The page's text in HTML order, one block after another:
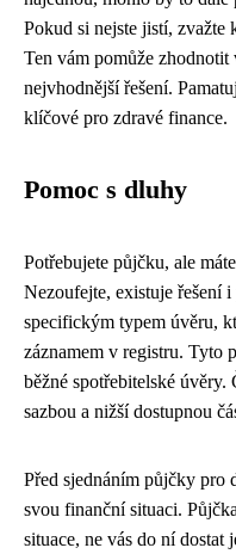
Pokud si nejste jistí, zvažte
Ten vám pomůže
nejvhodnější řešení.
klíčové pro zdravé finance.
Pomoc s dluhy
Potřebujete půjčku, ale
Nezoufejte, existuje řešení
specifickým typem úvěru,
záznamem v registru. Tyto
běžné spotřebitelské úvěry.
sazbou a nižší dostupnou
Před sjednáním půjčky pro
svou finanční situaci.
situace, ne vás do ní dostat